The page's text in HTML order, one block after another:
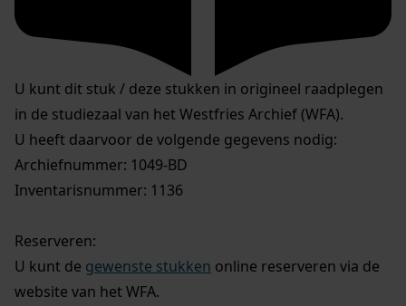
U kunt dit stuk / deze stukken in origineel raadplegen
in de studiezaal van het Westfries Archief (WFA).
U heeft daarvoor de volgende gegevens nodig:
Archiefnummer: 1049-BD
Inventarisnummer: 1136
Reserveren:
U kunt de gewenste stukken online reserveren via de
website van het WFA.